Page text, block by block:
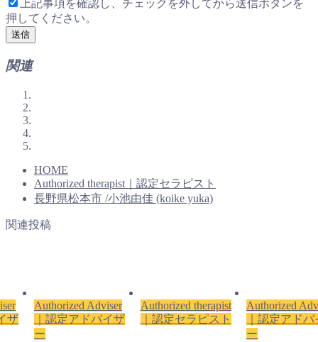
上記事項を確認し、チェックを外してから送信ボタンを
押してください。
関連
HOME
Authorized therapist｜認定セラピスト
長野県松本市 /小池由佳 (koike yuka)
関連投稿
ザ
Authorized Adviser
｜認定アドバイザ
ー
Authorized therapist
｜認定セラピスト
Authorized
｜認定アド
ー